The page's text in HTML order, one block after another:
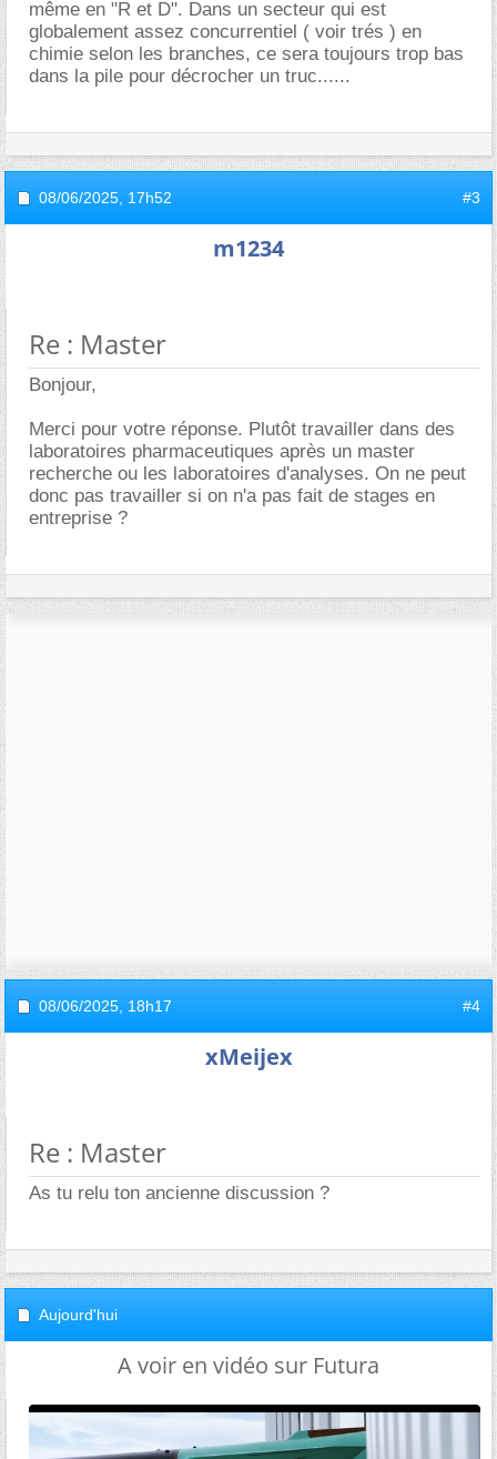
même en "R et D". Dans un secteur qui est
globalement assez concurrentiel ( voir trés ) en
chimie selon les branches, ce sera toujours trop bas
dans la pile pour décrocher un truc......
08/06/2025, 17h52 #3
m1234
Re : Master
Bonjour,
Merci pour votre réponse. Plutôt travailler dans des
laboratoires pharmaceutiques après un master
recherche ou les laboratoires d'analyses. On ne peut
donc pas travailler si on n'a pas fait de stages en
entreprise ?
08/06/2025, 18h17 #4
xMeijex
Re : Master
As tu relu ton ancienne discussion ?
Aujourd'hui
A voir en vidéo sur Futura